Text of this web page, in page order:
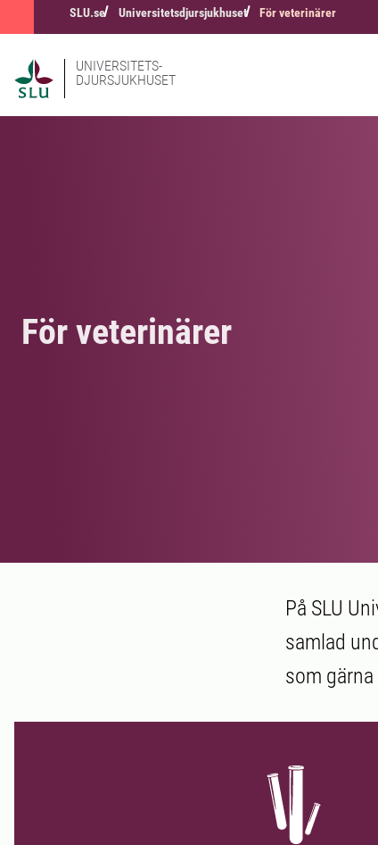
SLU.se Universitetsdjursjukhuset För veterinärer
UNIVERSITETS-
DJURSJUKHUSET
För veterinärer
På SLU
samlad
som